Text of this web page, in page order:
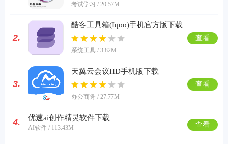
考试学习 / 20.57M
2.
酷客工具箱(Iqoo)手机官方版下载
系统工具 / 3.82M
查看
3.
天翼云会议HD手机版下载
办公商务 / 27.77M
查看
4. 优速ai创作精灵软件下载
AI软件 / 113.43M 查看